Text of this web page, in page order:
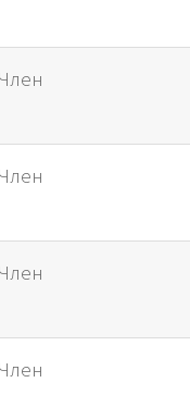
Член
Член
Член
Член